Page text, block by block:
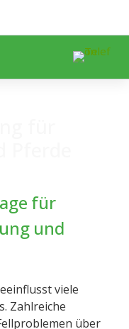
für
und
viele
Zahlreiche
über